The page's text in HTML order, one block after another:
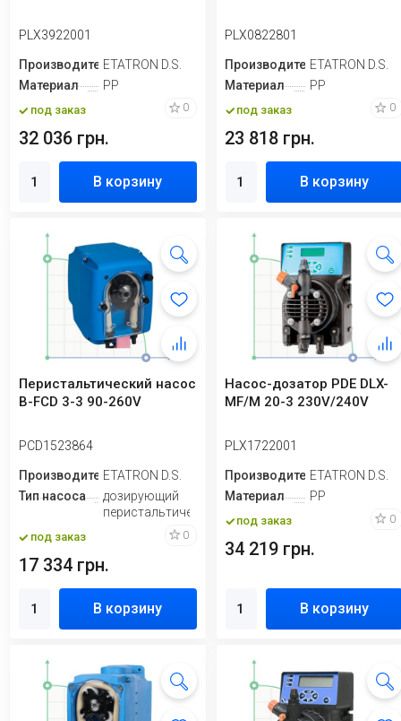
PLX3922001
ПроизводительETATRON D.S.
Материал
PP
под заказ 0
32 036 грн.
В корзину
PLX0822801
ПроизводительETATRON D.S.
Материал
PP
под заказ 0
23 818 грн.
В корзину
Перистальтический насос
B-FCD 3-3 90-260V
PCD1523864
ПроизводительETATRON D.S.
Тип насоса
дозирующий
перистальтический
под заказ 0
17 334 грн.
В корзину
Насос-дозатор PDE DLX-
MF/M 20-3 230V/240V
PLX1722001
ПроизводительETATRON D.S.
Материал
PP
под заказ 0
34 219 грн.
В корзину